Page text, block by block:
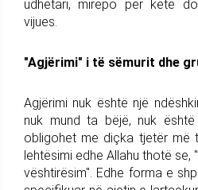
udhëtari, mirëpo për këtë
vijues.
"Agjërimi" i të sëmurit dhe
Agjërimi nuk është një
nuk mund ta bëjë, nuk
obligohet me diçka tjetër më
lehtësimi edhe Allahu thotë se,
vështirësim". Edhe forma e